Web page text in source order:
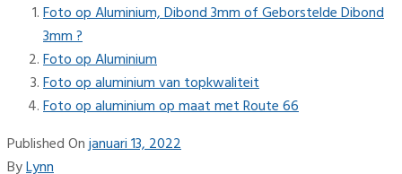
Foto op Aluminium, Dibond 3mm of Geborstelde Dibond
3mm ?
Foto op Aluminium
Foto op aluminium van topkwaliteit
Foto op aluminium op maat met Route 66
Published Onjanuari 13, 2022
ByLynn